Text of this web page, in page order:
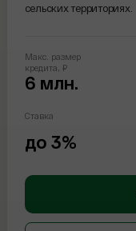
сельских территориях.
Макс. размер
кредита, ₽
6 млн.
Ставка
до 3%